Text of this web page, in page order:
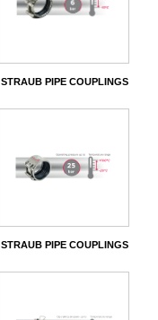
STRAUB PIPE COUPLINGS
STRAUB PIPE COUPLINGS